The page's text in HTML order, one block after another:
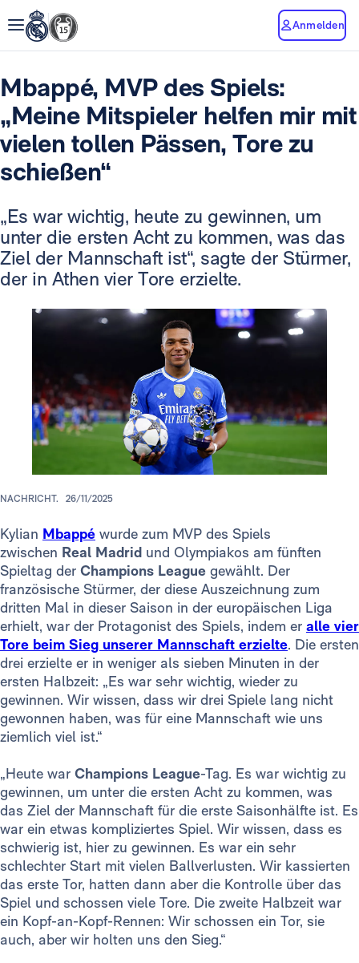
Anmelden
Mbappé, MVP des Spiels:
„Meine Mitspieler helfen mir mit
vielen tollen Pässen, Tore zu
schießen“
„Es war wichtig, heute zu gewinnen, um
unter die ersten Acht zu kommen, was das
Ziel der Mannschaft ist“, sagte der Stürmer,
der in Athen vier Tore erzielte.
NACHRICHT. 26/11/2025
Kylian Mbappé wurde zum MVP des Spiels
zwischen Real Madrid und Olympiakos am fünften
Spieltag der Champions League gewählt. Der
französische Stürmer, der diese Auszeichnung zum
dritten Mal in dieser Saison in der europäischen Liga
erhielt, war der Protagonist des Spiels, indem er alle vier
Tore beim Sieg unserer Mannschaft erzielte. Die ersten
drei erzielte er in weniger als sieben Minuten in der
ersten Halbzeit: „Es war sehr wichtig, wieder zu
gewinnen. Wir wissen, dass wir drei Spiele lang nicht
gewonnen haben, was für eine Mannschaft wie uns
ziemlich viel ist.“
„Heute war Champions League-Tag. Es war wichtig zu
gewinnen, um unter die ersten Acht zu kommen, was
das Ziel der Mannschaft für die erste Saisonhälfte ist. Es
war ein etwas kompliziertes Spiel. Wir wissen, dass es
schwierig ist, hier zu gewinnen. Es war ein sehr
schlechter Start mit vielen Ballverlusten. Wir kassierten
das erste Tor, hatten dann aber die Kontrolle über das
Spiel und schossen viele Tore. Die zweite Halbzeit war
ein Kopf-an-Kopf-Rennen: Wir schossen ein Tor, sie
auch, aber wir holten uns den Sieg.“